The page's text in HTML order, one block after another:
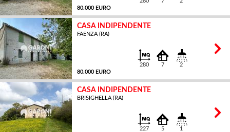
80.000 EURO
CASA INDIPENDENTE
FAENZA (RA)
80.000 EURO
280 7 2
CASA INDIPENDENTE
BRISIGHELLA (RA)
227 5 1